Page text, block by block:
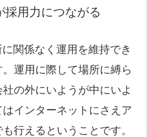
用力につながる
関係なく運用を維持でき
運用に際して場所に縛ら
の外にいようが中にいよ
インターネットにさえア
行えるということです。